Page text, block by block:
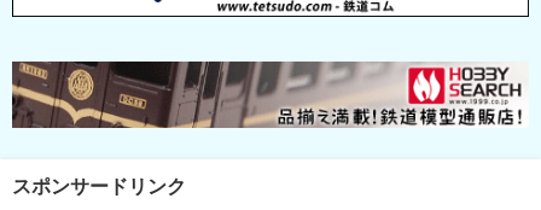
スポンサードリンク